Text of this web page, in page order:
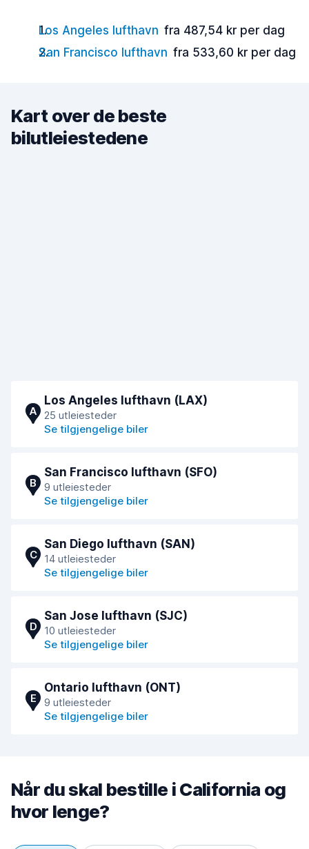
Los Angeles lufthavn fra 487,54 kr per dag
San Francisco lufthavn fra 533,60 kr per dag
Kart over de beste
bilutleiestedene
A
Los Angeles lufthavn (LAX)
25 utleiesteder
Se tilgjengelige biler
B
San Francisco lufthavn (SFO)
9 utleiesteder
Se tilgjengelige biler
C
San Diego lufthavn (SAN)
14 utleiesteder
Se tilgjengelige biler
D
San Jose lufthavn (SJC)
10 utleiesteder
Se tilgjengelige biler
E
Ontario lufthavn (ONT)
9 utleiesteder
Se tilgjengelige biler
Når du skal bestille i California og
hvor lenge?